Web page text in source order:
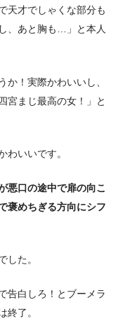
天才でしゃくな部分も
、あと胸も…」と本人
か！実際かわいいし、
宮まじ最高の女！」と
わいいです。
悪口の途中で扉の向こ
褒めちぎる方向にシフ
した。
告白しろ！とブーメラ
終了。